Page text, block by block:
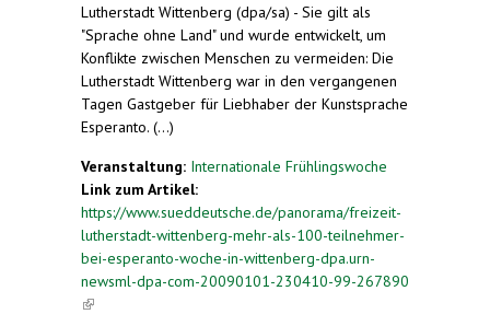
Lutherstadt Wittenberg (dpa/sa) - Sie gilt als
"Sprache ohne Land" und wurde entwickelt, um
Konflikte zwischen Menschen zu vermeiden: Die
Lutherstadt Wittenberg war in den vergangenen
Tagen Gastgeber für Liebhaber der Kunstsprache
Esperanto. (...)
Veranstaltung: Internationale Frühlingswoche
Link zum Artikel:
https://www.sueddeutsche.de/panorama/freizeit-
lutherstadt-wittenberg-mehr-als-100-teilnehmer-
bei-esperanto-woche-in-wittenberg-dpa.urn-
newsml-dpa-com-20090101-230410-99-267890
(link is external)